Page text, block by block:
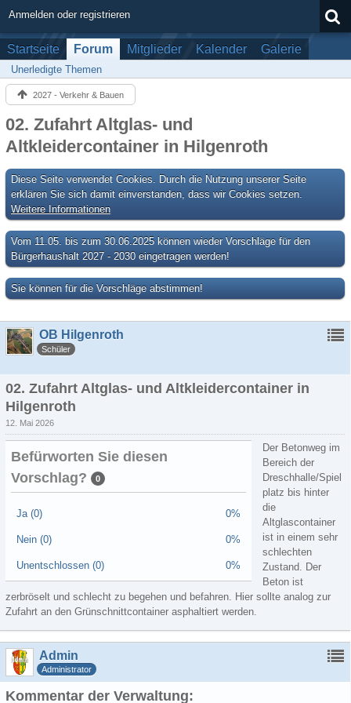
Anmelden oder registrieren
Startseite Forum Mitglieder Kalender Galerie
Unerledigte Themen
2027 - Verkehr & Bauen
02. Zufahrt Altglas- und
Altkleidercontainer in Hilgenroth
Diese Seite verwendet Cookies. Durch die Nutzung unserer Seite
erklären Sie sich damit einverstanden, dass wir Cookies setzen.
Weitere Informationen
Vom 11.05. bis zum 30.06.2025 können wieder Vorschläge für den
Bürgerhaushalt 2027 - 2030 eingetragen werden!
Sie können für die Vorschläge abstimmen!
OB Hilgenroth
Schüler
02. Zufahrt Altglas- und Altkleidercontainer in
Hilgenroth
12. Mai 2026
Befürworten Sie diesen
Vorschlag?
0
Ja (0) 0%
Nein (0) 0%
Unentschlossen (0) 0%
Der Betonweg im
Bereich der
Dreschhalle/Spiel
platz bis hinter
die
Altglascontainer
ist in einem sehr
schlechten
Zustand. Der
Beton ist
zerbröselt und schlecht zu begehen und befahren. Hier sollte analog zur
Zufahrt an den Grünschnittcontainer asphaltiert werden.
Admin
Administrator
Kommentar der Verwaltung: